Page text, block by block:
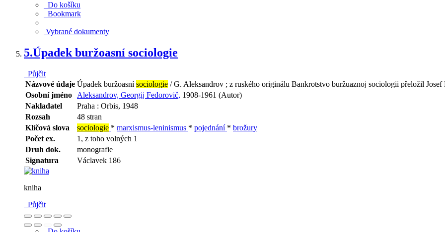
Do košíku
Bookmark
Vybrané dokumenty
5.Úpadek buržoasní sociologie
Půjčit
Názvové údaje Úpadek buržoasnísociologie / G. Aleksandrov ; z ruského originálu Bankrotstvo buržuaznoj sociologii přeložil Josef
Osobní jméno
Aleksandrov, Georgij Fedorovič, 1908-1961 (Autor)
Nakladatel
Praha : Orbis, 1948
Rozsah
48 stran
Klíčová slova
sociologie * marxismus-leninismus * pojednání * brožury
Počet ex.
1, z toho volných 1
Druh dok.
monografie
Signatura
Václavek 186
kniha
Půjčit